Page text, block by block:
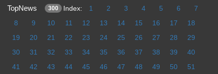
TopNews 300 Index: 1 2 3 4 5 6
7
8
9 10 11 12 13 14 15 16 17
18
19
20 21 22 23 24 25 26 27 28
29
30
31 32 33 34 35 36 37 38 39
40
41
42 43 44 45 46 47 48 49 50
51